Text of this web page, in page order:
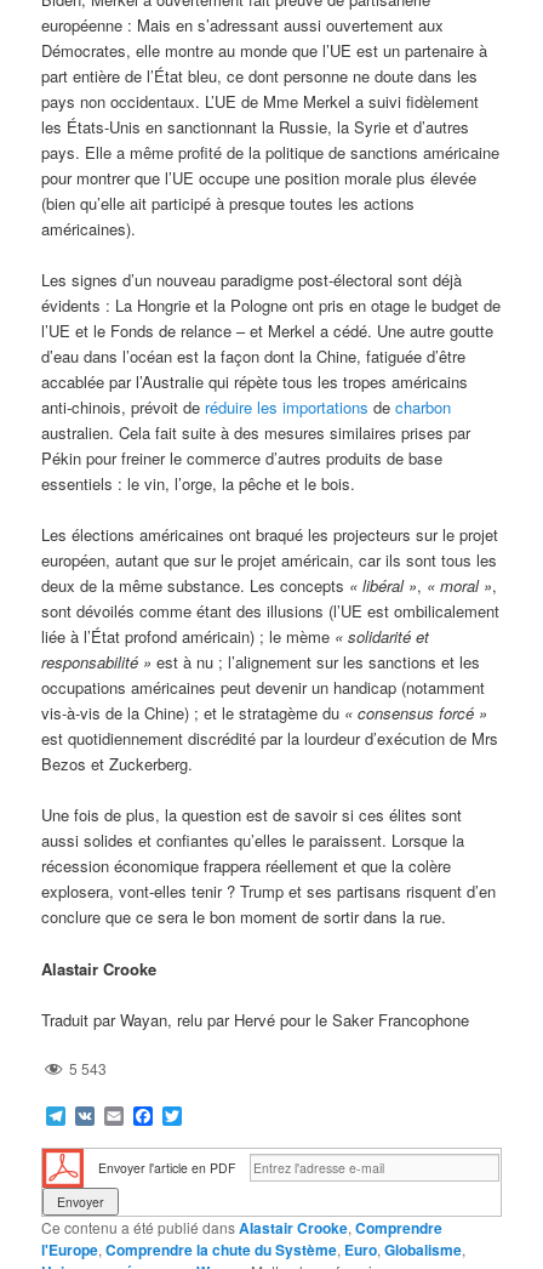
européenne : Mais en s’adressant aussi ouvertement aux
Démocrates, elle montre au monde que l’UE est un partenaire à
part entière de l’État bleu, ce dont personne ne doute dans les
pays non occidentaux. L’UE de Mme Merkel a suivi fidèlement
les États-Unis en sanctionnant la Russie, la Syrie et d’autres
pays. Elle a même profité de la politique de sanctions américaine
pour montrer que l’UE occupe une position morale plus élevée
(bien qu’elle ait participé à presque toutes les actions
américaines).
Les signes d’un nouveau paradigme post-électoral sont déjà
évidents : La Hongrie et la Pologne ont pris en otage le budget de
l’UE et le Fonds de relance – et Merkel a cédé. Une autre goutte
d’eau dans l’océan est la façon dont la Chine, fatiguée d’être
accablée par l’Australie qui répète tous les tropes américains
anti-chinois, prévoit de réduire les importations decharbon
australien. Cela fait suite à des mesures similaires prises par
Pékin pour freiner le commerce d’autres produits de base
essentiels : le vin, l’orge, la pêche et le bois.
Les élections américaines ont braqué les projecteurs sur le projet
européen, autant que sur le projet américain, car ils sont tous les
deux de la même substance. Les concepts « libéral », « moral »,
sont dévoilés comme étant des illusions (l’UE est ombilicalement
liée à l’État profond américain) ; le mème « solidarité et
responsabilité » est à nu ; l’alignement sur les sanctions et les
occupations américaines peut devenir un handicap (notamment
vis-à-vis de la Chine) ; et le stratagème du « consensus forcé »
est quotidiennement discrédité par la lourdeur d’exécution de Mrs
Bezos et Zuckerberg.
Une fois de plus, la question est de savoir si ces élites sont
aussi solides et confiantes qu’elles le paraissent. Lorsque la
récession économique frappera réellement et que la colère
explosera, vont-elles tenir ? Trump et ses partisans risquent d’en
conclure que ce sera le bon moment de sortir dans la rue.
Alastair Crooke
Traduit par Wayan, relu par Hervé pour le Saker Francophone
5 543
Telegram
VK EmailFacebook
Envoyer l'article en PDF
Ce contenu a été publié dansAlastair Crooke,Comprendre
l'Europe,Comprendre la chute du Système, Euro,Globalisme,